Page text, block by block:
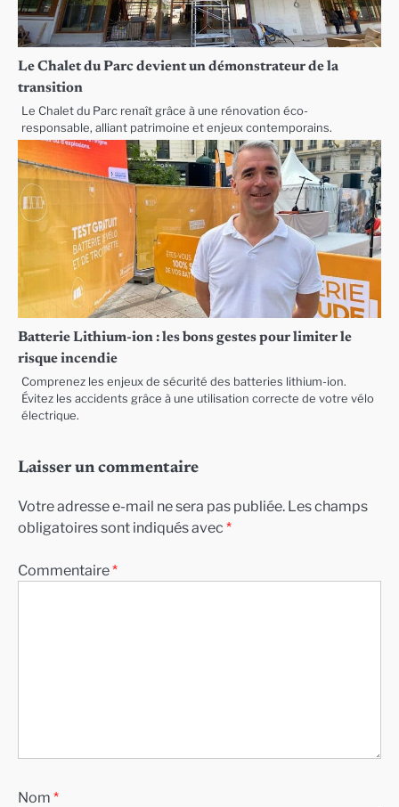
Le Chalet du Parc devient un démonstrateur de la
transition
Le Chalet du Parc renaît grâce à une rénovation éco-
responsable, alliant patrimoine et enjeux contemporains.
Batterie Lithium-ion : les bons gestes pour limiter le
risque incendie
Comprenez les enjeux de sécurité des batteries lithium-ion.
Évitez les accidents grâce à une utilisation correcte de votre vélo
électrique.
Laisser un commentaire
Votre adresse e-mail ne sera pas publiée. Les champs
obligatoires sont indiqués avec *
Commentaire*
Nom *